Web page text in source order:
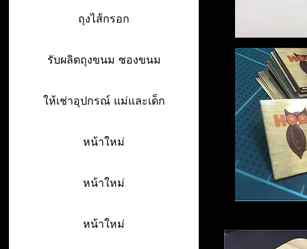
ถุงไส้กรอก
รับผลิตถุงขนม ซองขนม
ให้เช่าอุปกรณ์ แม่และเด็ก
หน้าใหม่
หน้าใหม่
หน้าใหม่